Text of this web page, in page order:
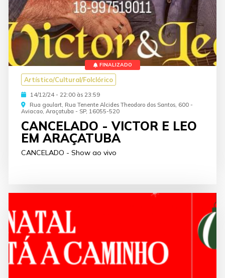
Artístico/Cultural/Folclórico
FINALIZADO
14/12/24 - 22:00 às 23:59
Rua goulart, Rua Tenente Alcides Theodoro dos Santos, 600 -
Aviacao, Araçatuba - SP, 16055-520
CANCELADO - VICTOR E LEO
EM ARAÇATUBA
CANCELADO - Show ao vivo